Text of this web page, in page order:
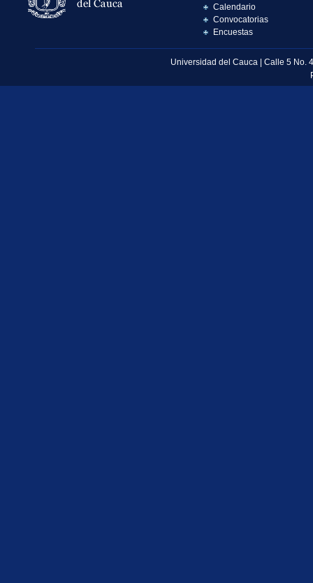
Calendario
Convocatorias
Encuestas
Universidad del Cauca | Calle 5 No.